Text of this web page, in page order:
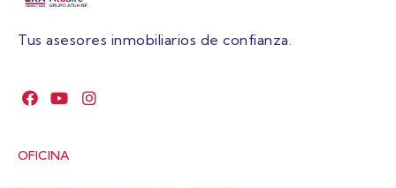
Tus asesores inmobiliarios de confianza.
OFICINA